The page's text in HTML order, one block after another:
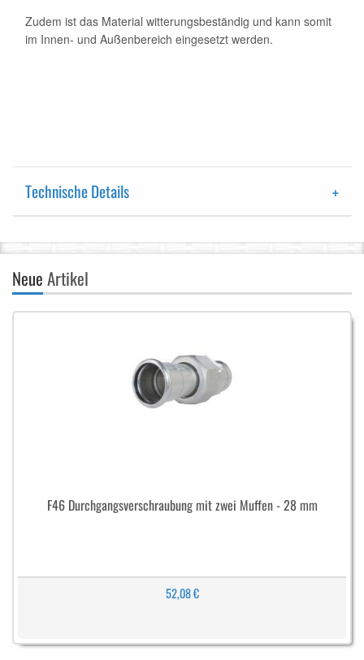
Zudem ist das Material witterungsbeständig und kann somit
im Innen- und Außenbereich eingesetzt werden.
Technische Details
NeueArtikel
F46 Durchgangsverschraubung mit zwei Muffen - 28 mm
52,08 €